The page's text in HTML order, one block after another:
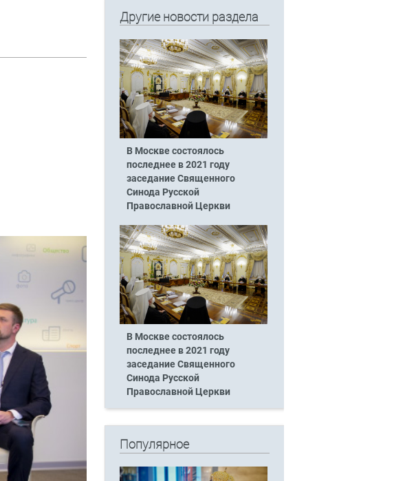
Другие новости раздела
В Москве состоялось
последнее в 2021 году
заседание Священного
Синода Русской
Православной Церкви
В Москве состоялось
последнее в 2021 году
заседание Священного
Синода Русской
Православной Церкви
Популярное